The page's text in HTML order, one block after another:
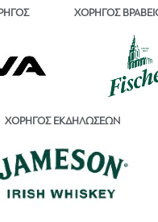
ΧΟΡΗΓΟΣ
ΧΟΡΗΓΟΣ ΕΚΔΗΛΩΣΕΩΝ